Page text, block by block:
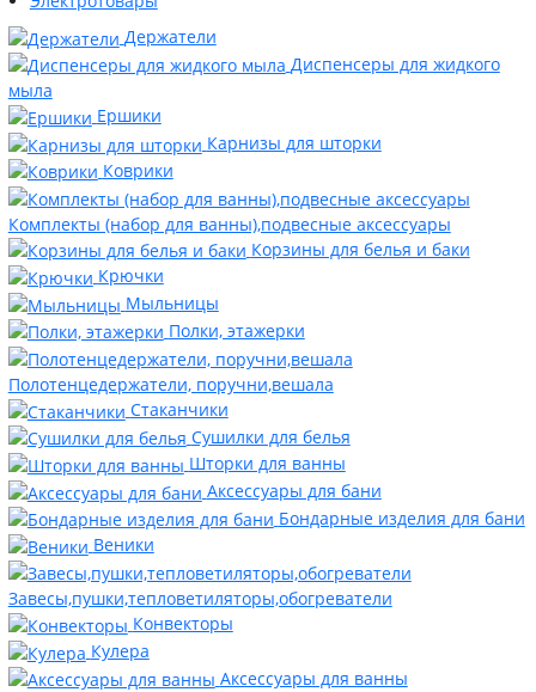
Держатели
Диспенсеры для жидкого
мыла
Ершики
Карнизы для шторки
Коврики
Комплекты (набор для ванны),подвесные аксессуары
Корзины для белья и баки
Крючки
Мыльницы
Полки, этажерки
Полотенцедержатели, поручни,вешала
Стаканчики
Сушилки для белья
Шторки для ванны
Аксессуары для бани
Бондарные изделия для бани
Веники
Завесы,пушки,тепловетиляторы,обогреватели
Конвекторы
Кулера
Аксессуары для ванны